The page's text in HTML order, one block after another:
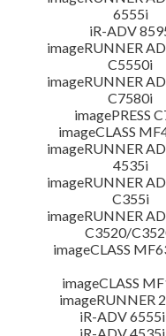
6555i
iR-ADV
imageRUNNER
C5550i
imageRUNNER
C7580i
imagePRESS
imageCLASS
imageRUNNER
4535i
imageRUNNER
C355i
imageRUNNER
C3520/
imageCLASS
imageCLASS
imageRUNNER
iR-ADV